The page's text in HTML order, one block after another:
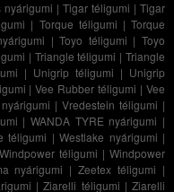
nyárigumi | Tigar téligumi |Tigar
| Torque téligumi |Torque
|Toyo téligumi |Toyo
| Triangle téligumi |Triangle
| Unigrip téligumi | Unigrip
|Vee Rubber téligumi |Vee
|Vredestein téligumi |
| WANDA TYRE nyárigumi |
téligumi |Westlake nyárigumi |
Windpower téligumi | Windpower
nyárigumi |Zeetex téligumi |
|Ziarelli téligumi | Ziarelli